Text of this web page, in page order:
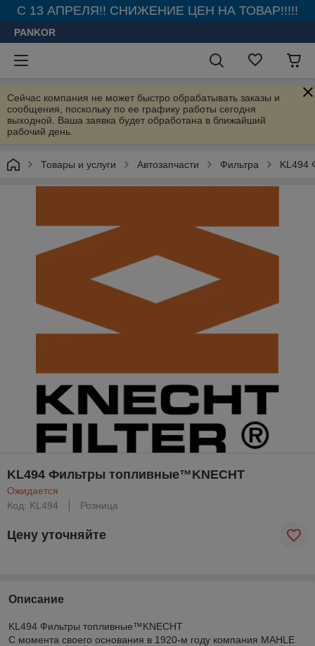
С 13 АПРЕЛЯ!! СНИЖЕНИЕ ЦЕН НА ТОВАР!!!!!
PANKOR
Сейчас компания не может быстро обрабатывать заказы и
сообщения, поскольку по ее графику работы сегодня
выходной. Ваша заявка будет обработана в ближайший
рабочий день.
Товары и услуги Автозапчасти Фильтра KL494
KL494 Фильтры топливные™KNECHT
Ожидается
Код: KL494
Розница
Цену уточняйте
Описание
KL494 Фильтры топливные™KNECHT
С момента своего основания в 1920-м году компания MAHLE